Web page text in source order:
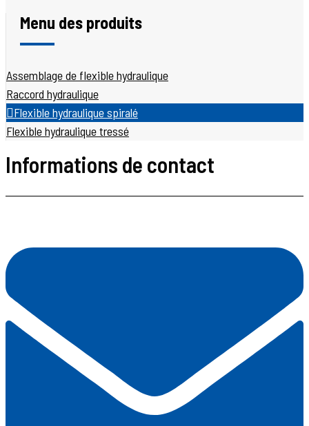
Menu des produits
Assemblage de flexible hydraulique
Raccord hydraulique
Flexible hydraulique spiralé
Flexible hydraulique tressé
Informations de contact